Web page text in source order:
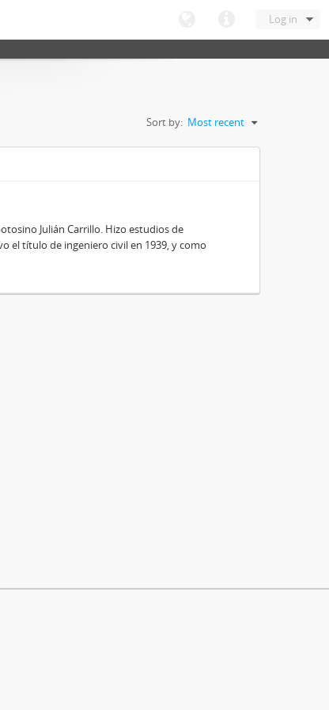
Log in
Sort by: Most recent
Julián Carrillo. Hizo estudios de
el título de ingeniero civil en 1939, y como